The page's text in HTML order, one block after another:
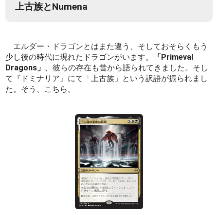
上古族とNumena
エルダー・ドラゴンとはまた違う、そしておそらくもう
少し後の時代に現れたドラゴンがいます。
「Primeval
Dragons」
、彼らの存在も昔から語られてきました。そし
て『ドミナリア』にて「上古族」という訳語が振られまし
た。そう、こちら。